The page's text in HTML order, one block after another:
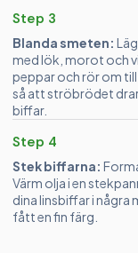
Step 3
Blanda smeten:
med lök, morot och
peppar och rör om till
så att ströbrödet
biffar.
Step 4
Stek biffarna:
Värm olja i en
dina linsbiffar i några
fått en fin färg.